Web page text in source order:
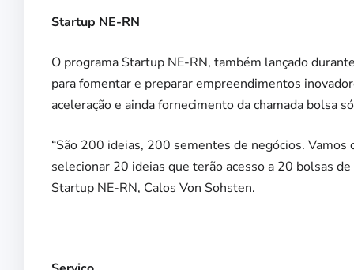
Startup NE-RN
O programa Startup NE-RN, também lançado
para fomentar e preparar empreendimentos
aceleração e ainda fornecimento da chamada bolsa
“São 200 ideias, 200 sementes de negócios.
selecionar 20 ideias que terão acesso a 20 bolsas
Startup NE-RN, Calos Von Sohsten.